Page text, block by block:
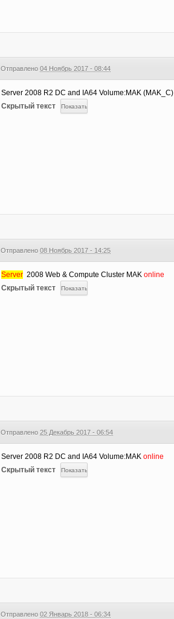
Отправлено04 Ноябрь 2017 - 08:44
Server 2008 R2 DC and IA64 Volume:MAK (MAK_C)
Скрытый текст
Отправлено08 Ноябрь 2017 - 14:25
Server 2008 Web & Compute Cluster MAK online
Скрытый текст
Отправлено25 Декабрь 2017 - 06:54
Server 2008 R2 DC and IA64 Volume:MAKonline
Скрытый текст
Отправлено02 Январь 2018 - 06:34